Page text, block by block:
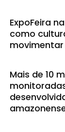
ExpoFeira
como
Mais de 10